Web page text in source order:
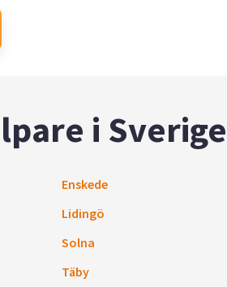
i Sverige
Enskede
Lidingö
Solna
Täby